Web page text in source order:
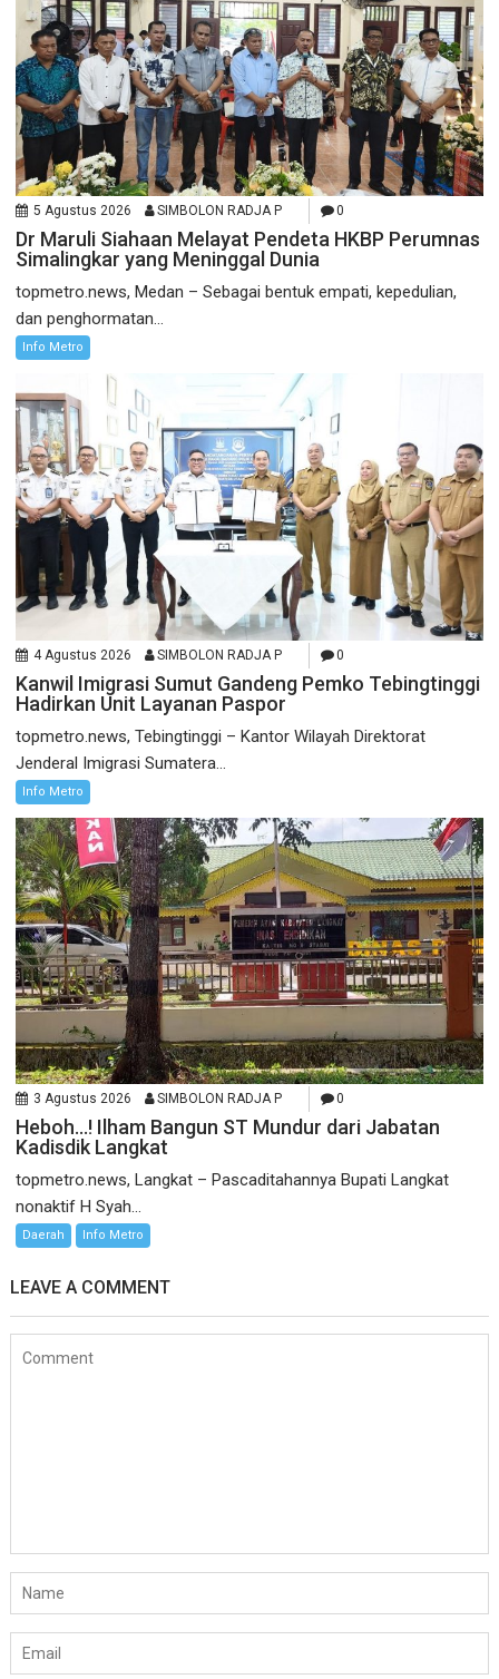
5 Agustus 2026 SIMBOLON RADJA P 0
Dr Maruli Siahaan Melayat Pendeta HKBP Perumnas
Simalingkar yang Meninggal Dunia
topmetro.news, Medan – Sebagai bentuk empati, kepedulian,
dan penghormatan...
Info Metro
4 Agustus 2026 SIMBOLON RADJA P 0
Kanwil Imigrasi Sumut Gandeng Pemko Tebingtinggi
Hadirkan Unit Layanan Paspor
topmetro.news, Tebingtinggi – Kantor Wilayah Direktorat
Jenderal Imigrasi Sumatera...
Info Metro
3 Agustus 2026 SIMBOLON RADJA P 0
Heboh…! Ilham Bangun ST Mundur dari Jabatan
Kadisdik Langkat
topmetro.news, Langkat – Pascaditahannya Bupati Langkat
nonaktif H Syah...
Daerah Info Metro
LEAVE A COMMENT